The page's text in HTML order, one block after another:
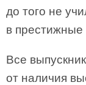
до того не
в престижные
Все
от наличия